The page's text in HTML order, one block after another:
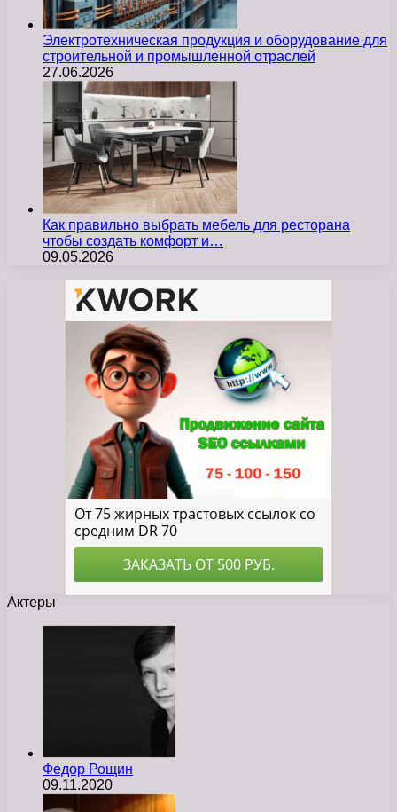
Электротехническая продукция и оборудование для
строительной и промышленной отраслей
27.06.2026
Как правильно выбрать мебель для ресторана
чтобы создать комфорт и…
09.05.2026
Актеры
Федор Рощин
09.11.2020